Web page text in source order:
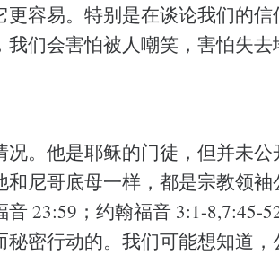
容易。特别是在谈论我们的信
们会害怕被人嘲笑，害怕失去
。他是耶稣的门徒，但并未
尼哥底母一样，都是宗教领袖
23:59；约翰福音 3:1-8,7:45-
密行动的。我们可能想知道